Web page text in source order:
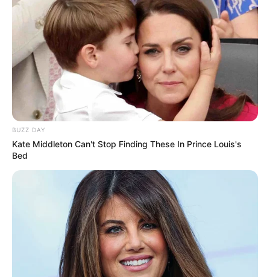
BUZZ DAY
Kate Middleton Can't Stop Finding These In Prince Louis's
Bed